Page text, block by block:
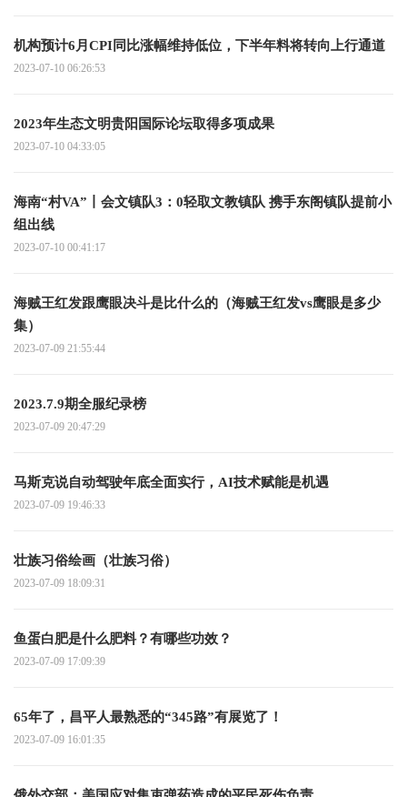
机构预计6月CPI同比涨幅维持低位，下半年料将转向上行通道
2023-07-10 06:26:53
2023年生态文明贵阳国际论坛取得多项成果
2023-07-10 04:33:05
海南“村VA”丨会文镇队3：0轻取文教镇队 携手东阁镇队提前小
组出线
2023-07-10 00:41:17
海贼王红发跟鹰眼决斗是比什么的（海贼王红发vs鹰眼是多少
集）
2023-07-09 21:55:44
2023.7.9期全服纪录榜
2023-07-09 20:47:29
马斯克说自动驾驶年底全面实行，AI技术赋能是机遇
2023-07-09 19:46:33
壮族习俗绘画（壮族习俗）
2023-07-09 18:09:31
鱼蛋白肥是什么肥料？有哪些功效？
2023-07-09 17:09:39
65年了，昌平人最熟悉的“345路”有展览了！
2023-07-09 16:01:35